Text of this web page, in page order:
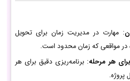
: مهارت در مدیریت زمان برای تحویل
در مواقعی که زمان محدود است.
هر مرحله: برنامه‌ریزی دقیق برای هر
پروژه.